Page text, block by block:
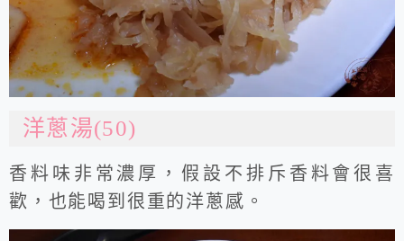
洋蔥湯(50)
香料味非常濃厚，假設不排斥香料會很喜
歡，也能喝到很重的洋蔥感。